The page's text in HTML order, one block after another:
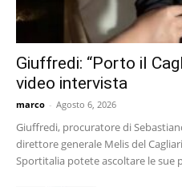
Giuffredi: “Porto il
video intervista
marco - Agosto 6, 2026
Giuffredi, procuratore di
direttore generale Melis del
Sportitalia potete ascoltare le sue